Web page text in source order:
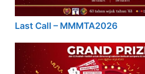
Last Call – MMMTA2026